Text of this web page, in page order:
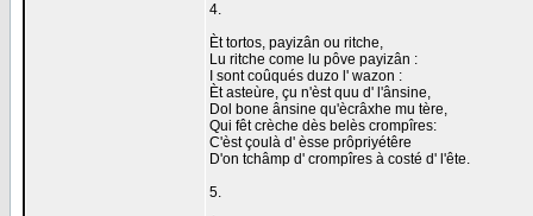
4.
Èt tortos, payizân ou ritche,
Lu ritche come lu pôve payizân :
I sont coûqués duzo l' wazon :
Èt asteùre, çu n'èst quu d' l'ânsine,
Dol bone ânsine qu'ècrâxhe mu tère,
Qui fêt crèche dès belès crompîres:
C'èst çoulà d' èsse prôpriyétêre
D'on tchâmp d' crompîres à costé d' l'ête.
5.